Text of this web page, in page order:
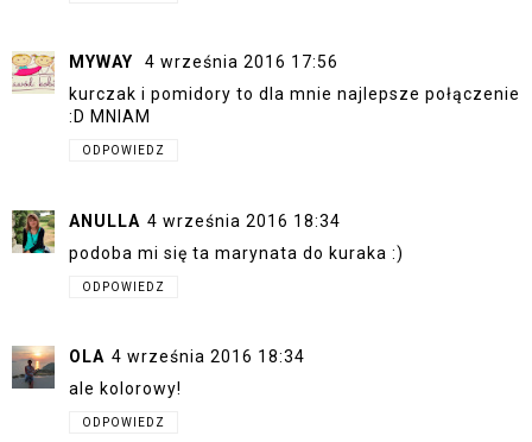
MYWAY
4 września 2016 17:56
kurczak i pomidory to dla mnie najlepsze połączenie
:D MNIAM
ODPOWIEDZ
ANULLA 4 września 2016 18:34
podoba mi się ta marynata do kuraka :)
ODPOWIEDZ
OLA 4 września 2016 18:34
ale kolorowy!
ODPOWIEDZ